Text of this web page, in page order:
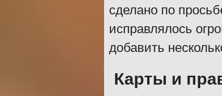
сделано по
исправлялось
добавить
Карты и